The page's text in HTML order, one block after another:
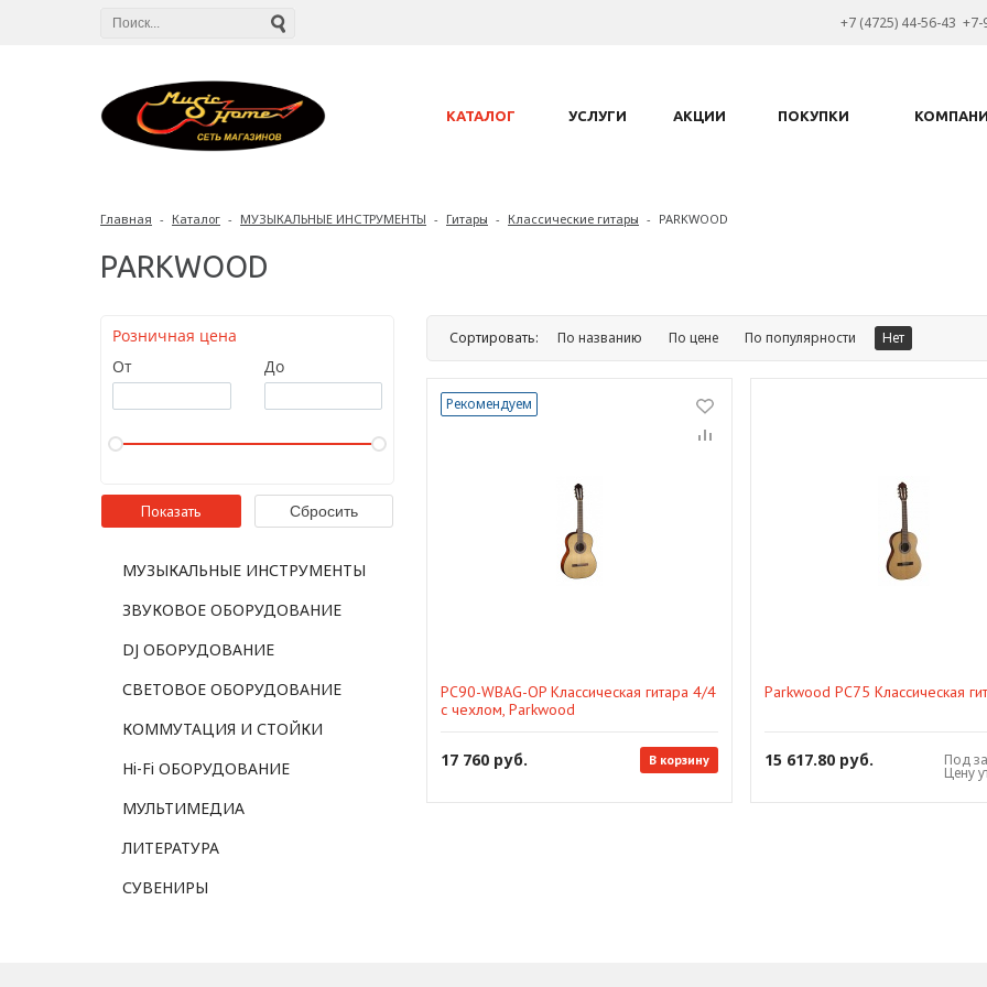
+7 (4725) 44-56-43
КАТАЛОГ УСЛУГИ АКЦИИ ПОКУПКИ
Главная - Каталог - МУЗЫКАЛЬНЫЕ ИНСТРУМЕНТЫ - Гитары - Классические гитары - PARKWOOD
PARKWOOD
Розничная цена
От
До
МУЗЫКАЛЬНЫЕ ИНСТРУМЕНТЫ
ЗВУКОВОЕ ОБОРУДОВАНИЕ
DJ ОБОРУДОВАНИЕ
СВЕТОВОЕ ОБОРУДОВАНИЕ
КОММУТАЦИЯ И СТОЙКИ
Hi-Fi ОБОРУДОВАНИЕ
МУЛЬТИМЕДИА
ЛИТЕРАТУРА
СУВЕНИРЫ
Сортировать: По названию По цене По популярности Нет
Рекомендуем
PC90-WBAG-OP Классическая гитара 4/4
с чехлом, Parkwood
17 760 руб. В корзину
Parkwood PC75 Классическая
15 617.80 руб. Под
Цену